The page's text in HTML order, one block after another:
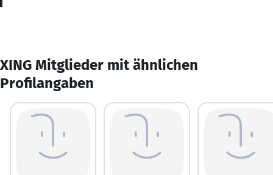
XING Mitglieder mit ähnlichen
Profilangaben